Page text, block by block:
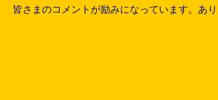
皆さまのコメントが励みになっています。あり